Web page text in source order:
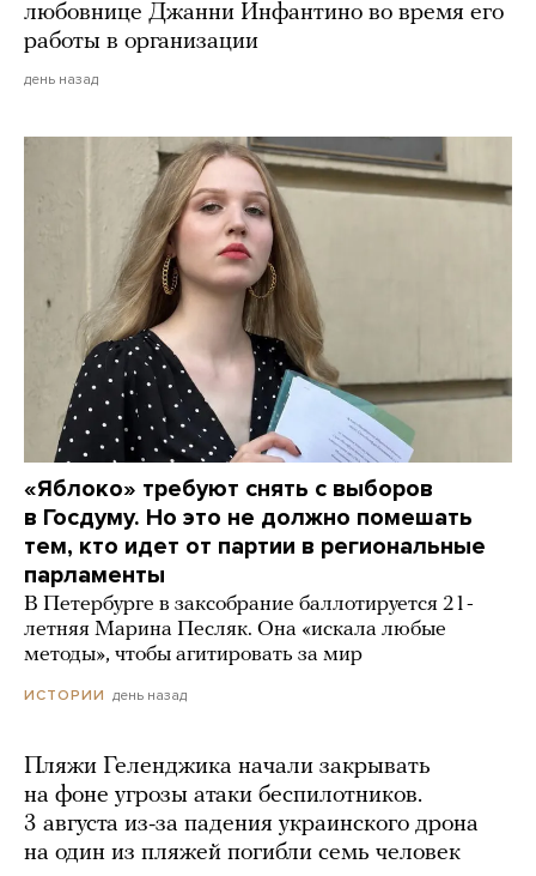
любовнице Джанни Инфантино во время его
работы в организации
день назад
«Яблоко» требуют снять с выборов
в Госдуму. Но это не должно помешать
тем, кто идет от партии в региональные
парламенты
В Петербурге в заксобрание баллотируется 21-
летняя Марина Песляк. Она «искала любые
методы», чтобы агитировать за мир
ИСТОРИИ день назад
Пляжи Геленджика начали закрывать
на фоне угрозы атаки беспилотников.
3 августа из-за падения украинского дрона
на один из пляжей погибли семь человек